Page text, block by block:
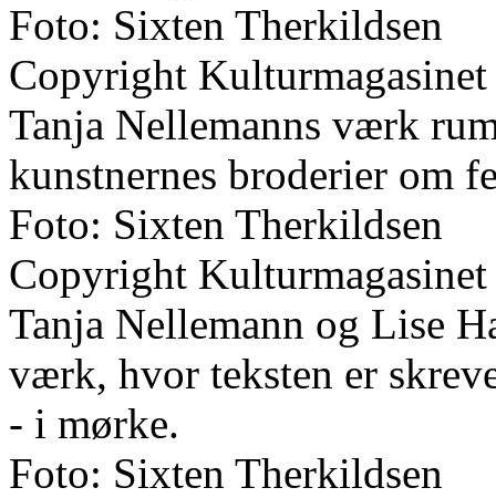
Foto: Sixten Therkildsen
Copyright
Tanja Nellemanns værk
kunstnernes broderier om
Foto: Sixten Therkildsen
Copyright
Tanja Nellemann og Lise
værk, hvor teksten er
- i mørke.
Foto: Sixten Therkildsen